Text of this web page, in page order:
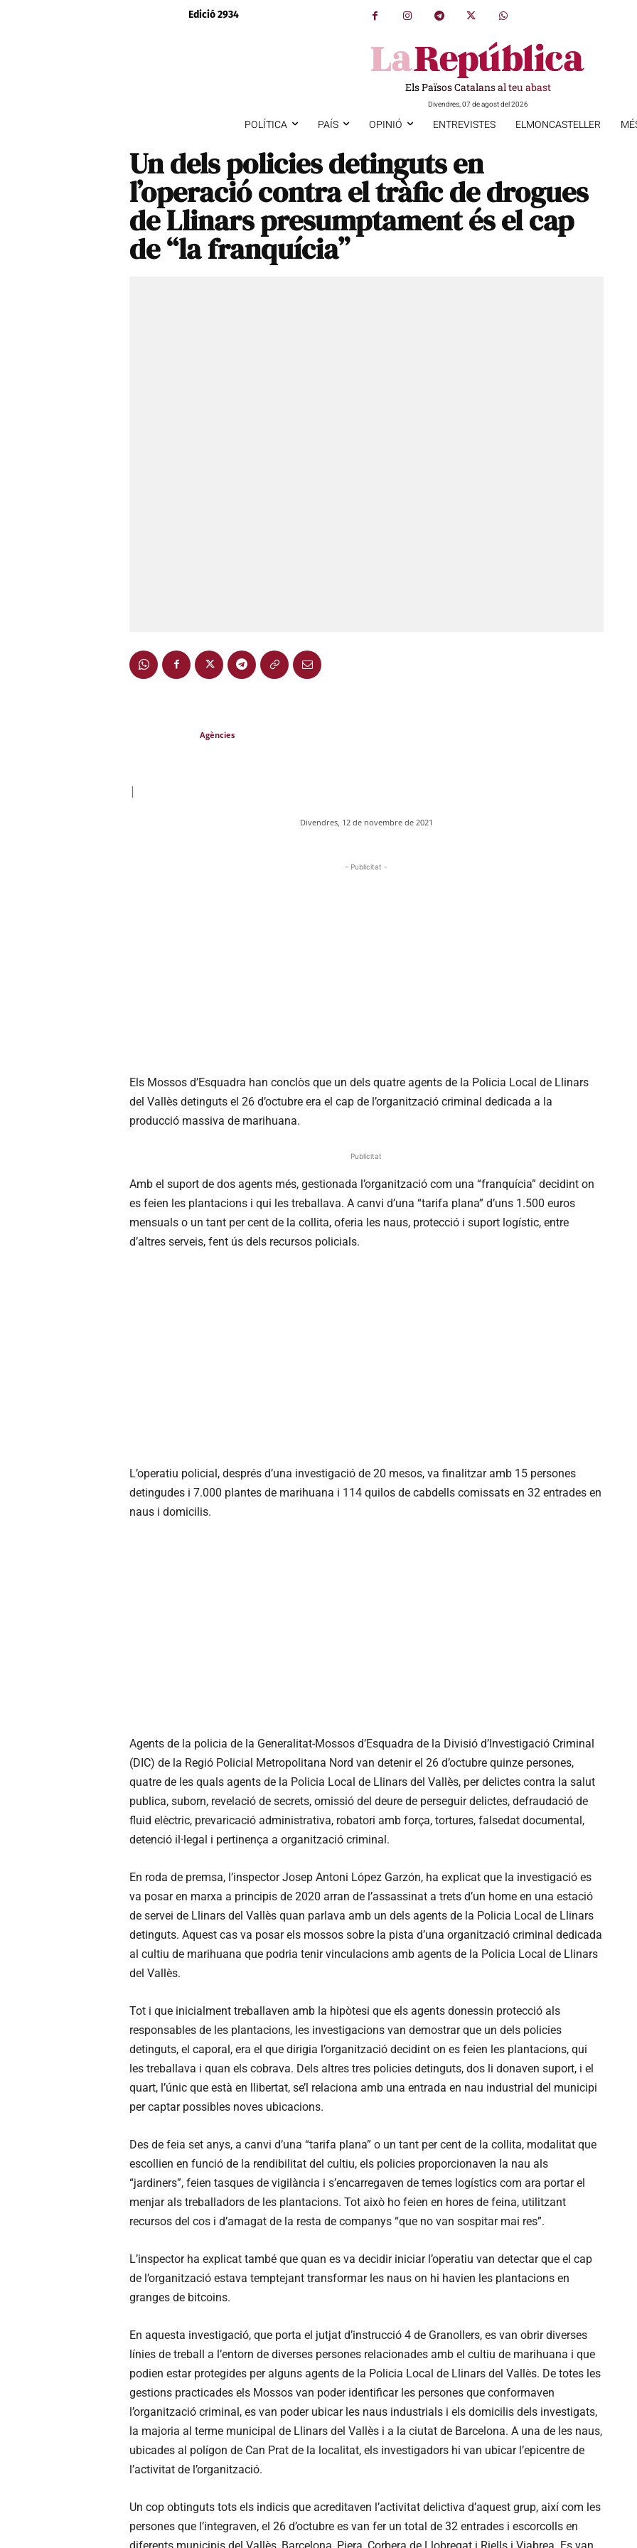
Edició 2934
Els Països Catalans al teu abast
Divendres, 07 de agost del 2026
POLÍTICA PAÍS OPINIÓ ENTREVISTES ELMONCASTELLER
Un dels policies detinguts en
l’operació contra el tràfic de drogues
de Llinars presumptament és el cap
de “la franquícia”
Agències
|
Divendres, 12 de novembre de 2021
- Publicitat -
Els Mossos d’Esquadra han conclòs que un dels quatre agents de la Policia Local de Llinars
del Vallès detinguts el 26 d’octubre era el cap de l’organització criminal dedicada a la
producció massiva de marihuana.
Publicitat
Amb el suport de dos agents més, gestionada l’organització com una “franquícia” decidint on
es feien les plantacions i qui les treballava. A canvi d’una “tarifa plana” d’uns 1.500 euros
mensuals o un tant per cent de la collita, oferia les naus, protecció i suport logístic, entre
d’altres serveis, fent ús dels recursos policials.
L’operatiu policial, després d’una investigació de 20 mesos, va finalitzar amb 15 persones
detingudes i 7.000 plantes de marihuana i 114 quilos de cabdells comissats en 32 entrades en
naus i domicilis.
Agents de la policia de la Generalitat-Mossos d’Esquadra de la Divisió d’Investigació Criminal
(DIC) de la Regió Policial Metropolitana Nord van detenir el 26 d’octubre quinze persones,
quatre de les quals agents de la Policia Local de Llinars del Vallès, per delictes contra la salut
publica, suborn, revelació de secrets, omissió del deure de perseguir delictes, defraudació de
fluid elèctric, prevaricació administrativa, robatori amb força, tortures, falsedat documental,
detenció il·legal i pertinença a organització criminal.
En roda de premsa, l’inspector Josep Antoni López Garzón, ha explicat que la investigació es
va posar en marxa a principis de 2020 arran de l’assassinat a trets d’un home en una estació
de servei de Llinars del Vallès quan parlava amb un dels agents de la Policia Local de Llinars
detinguts. Aquest cas va posar els mossos sobre la pista d’una organització criminal dedicada
al cultiu de marihuana que podria tenir vinculacions amb agents de la Policia Local de Llinars
del Vallès.
Tot i que inicialment treballaven amb la hipòtesi que els agents donessin protecció als
responsables de les plantacions, les investigacions van demostrar que un dels policies
detinguts, el caporal, era el que dirigia l’organització decidint on es feien les plantacions, qui
les treballava i quan els cobrava. Dels altres tres policies detinguts, dos li donaven suport, i el
quart, l’únic que està en llibertat, se’l relaciona amb una entrada en nau industrial del municipi
per captar possibles noves ubicacions.
Des de feia set anys, a canvi d’una “tarifa plana” o un tant per cent de la collita, modalitat que
escollien en funció de la rendibilitat del cultiu, els policies proporcionaven la nau als
“jardiners”, feien tasques de vigilància i s’encarregaven de temes logístics com ara portar el
menjar als treballadors de les plantacions. Tot això ho feien en hores de feina, utilitzant
recursos del cos i d’amagat de la resta de companys “que no van sospitar mai res”.
L’inspector ha explicat també que quan es va decidir iniciar l’operatiu van detectar que el cap
de l’organització estava temptejant transformar les naus on hi havien les plantacions en
granges de bitcoins.
En aquesta investigació, que porta el jutjat d’instrucció 4 de Granollers, es van obrir diverses
línies de treball a l’entorn de diverses persones relacionades amb el cultiu de marihuana i que
podien estar protegides per alguns agents de la Policia Local de Llinars del Vallès. De totes les
gestions practicades els Mossos van poder identificar les persones que conformaven
l’organització criminal, es van poder ubicar les naus industrials i els domicilis dels investigats,
la majoria al terme municipal de Llinars del Vallès i a la ciutat de Barcelona. A una de les naus,
ubicades al polígon de Can Prat de la localitat, els investigadors hi van ubicar l’epicentre de
l’activitat de l’organització.
Un cop obtinguts tots els indicis que acreditaven l’activitat delictiva d’aquest grup, així com les
persones que l’integraven, el 26 d’octubre es van fer un total de 32 entrades i escorcolls en
diferents municipis del Vallès, Barcelona, Piera, Corbera de Llobregat i Riells i Viabrea. Es van